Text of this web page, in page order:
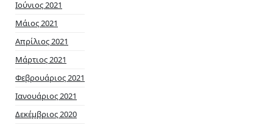
Ιούνιος 2021
Μάιος 2021
Απρίλιος 2021
Μάρτιος 2021
Φεβρουάριος 2021
Ιανουάριος 2021
Δεκέμβριος 2020